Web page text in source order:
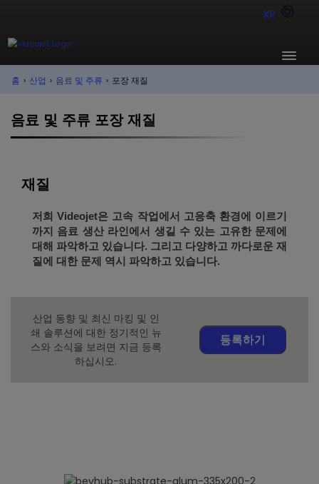
KR
홈 › 산업 › 음료 및 주류 › 포장 재질
음료 및 주류 포장 재질
재질
저희 Videojet은 고속 작업에서 고응축 환경에 이르기
까지 음료 생산 라인에서 생길 수 있는 고유한 문제에
대해 파악하고 있습니다. 그리고 다양하고 까다로운 재
질에 대한 문제 역시 파악하고 있습니다.
산업 동향 및 최신 마킹 및 인
쇄 솔루션에 대한 정기적인 뉴
스와 소식을 보려면 지금 등록
하십시오.
등록하기